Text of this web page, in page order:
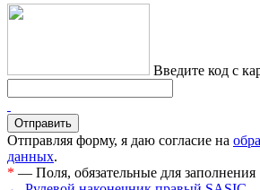
Введите код с
Отправляя форму, я даю согласие на
данных.
* — Поля, обязательные для заполнения